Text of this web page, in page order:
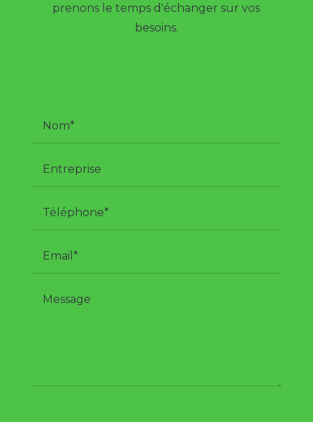
prenons le temps d'échanger sur vos
besoins.